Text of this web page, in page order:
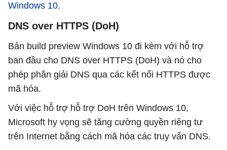
Windows 10.
DNS over HTTPS (DoH)
Bản build preview Windows 10 đi kèm với hỗ trợ
ban đầu cho DNS over HTTPS (DoH) và nó cho
phép phân giải DNS qua các kết nối HTTPS được
mã hóa.
Với việc hỗ trợ hỗ trợ DoH trên Windows 10,
Microsoft hy vọng sẽ tăng cường quyền riêng tư
trên Internet bằng cách mã hóa các truy vấn DNS.